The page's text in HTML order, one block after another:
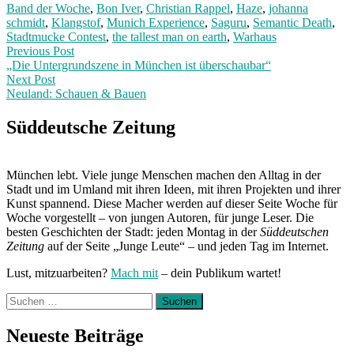
Band der Woche, Bon Iver, Christian Rappel, Haze, johanna
schmidt, Klangstof, Munich Experience, Saguru, Semantic Death,
Stadtmucke Contest, the tallest man on earth, Warhaus
Post
navigation
Previous PostPrevious
post:
„Die Untergrundszene in München ist überschaubar“
Next Post
Neuland: Schauen & Bauen
Post:
Süddeutsche Zeitung
München lebt. Viele junge Menschen machen den Alltag in der
Stadt und im Umland mit ihren Ideen, mit ihren Projekten und ihrer
Kunst spannend. Diese Macher werden auf dieser Seite Woche für
Woche vorgestellt – von jungen Autoren, für junge Leser. Die
besten Geschichten der Stadt: jeden Montag in derSüddeutschen
Zeitung auf der Seite „Junge Leute“ – und jeden Tag im Internet.
Lust, mitzuarbeiten? Mach mit – dein Publikum wartet!
Suchen
nach:
Neueste Beiträge